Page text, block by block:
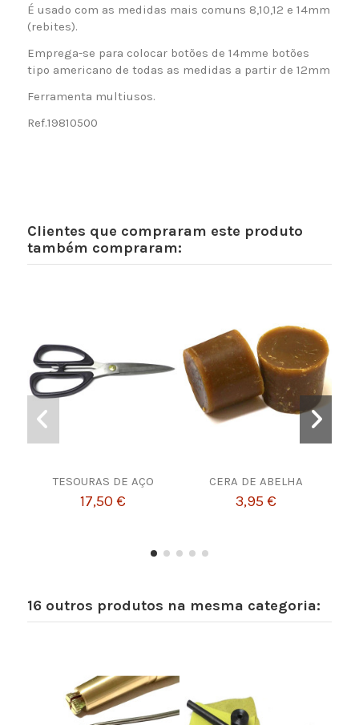
É usado com as medidas mais comuns 8,10,12 e 14mm
(rebites).
Emprega-se para colocar botões de 14mme botões
tipo americano de todas as medidas a partir de 12mm
Ferramenta multiusos.
Ref.19810500
Clientes que compraram este produto
também compraram:
TESOURAS DE AÇO
17,50 €
CERA DE ABELHA
3,95 €
16 outros produtos na mesma categoria: